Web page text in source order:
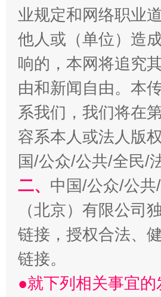
习近平的博鳌关键词
“刷贴”乱象丛生
业规定和网络职业
他人或（单位）造
响的，本网将追究
由和新闻自由。本
系我们，我们将在
容系本人或法人版
国/公众/公共/全民/
二、 中国/公众/公
（北京）有限公司
链接，授权合法、
链接。
●就下列相关事宜